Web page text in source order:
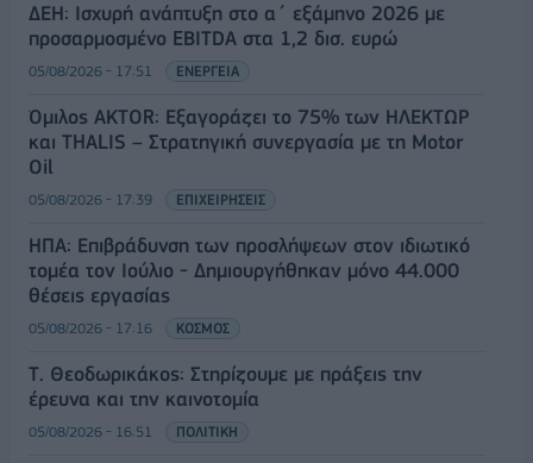
ΔΕΗ: Ισχυρή ανάπτυξη στο α΄ εξάμηνο 2026 με
προσαρμοσμένο EBITDA στα 1,2 δισ. ευρώ
05/08/2026 - 17:51 ΕΝΕΡΓΕΙΑ
Όμιλος AKTOR: Εξαγοράζει το 75% των ΗΛΕΚΤΩΡ
και THALIS – Στρατηγική συνεργασία με τη Motor
Oil
05/08/2026 - 17:39 ΕΠΙΧΕΙΡΗΣΕΙΣ
ΗΠΑ: Επιβράδυνση των προσλήψεων στον ιδιωτικό
τομέα τον Ιούλιο - Δημιουργήθηκαν μόνο 44.000
θέσεις εργασίας
05/08/2026 - 17:16 ΚΟΣΜΟΣ
Τ. Θεοδωρικάκος: Στηρίζουμε με πράξεις την
έρευνα και την καινοτομία
05/08/2026 - 16:51 ΠΟΛΙΤΙΚΗ